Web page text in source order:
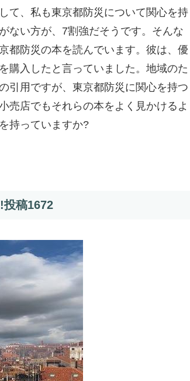
て、私も東京都防災について関心を持
ない方が、7割強だそうです。そんな
都防災の本を読んでいます。彼は、優
購入したと言っていました。地域のた
引用ですが、東京都防災に関心を持つ
売店でもそれらの本をよく見かけるよ
持っていますか?
投稿1672